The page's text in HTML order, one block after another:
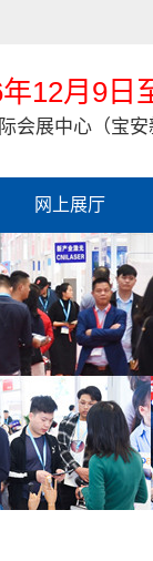
12月9日
会展中心（宝安
网上展厅